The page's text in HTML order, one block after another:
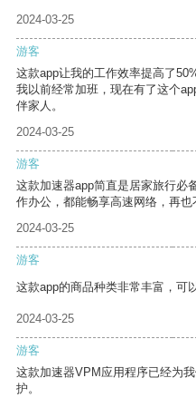
2024-03-25
游客
这款app让我的工作效率提高了
我以前经常加班，现在有了这个
伴家人。
2024-03-25
游客
这款加速器app简直是居家旅行必
作办公，都能畅享高速网络，再也
2024-03-25
游客
这款app的商品种类非常丰富，可
2024-03-25
游客
这款加速器VPM应用程序已经为
护。